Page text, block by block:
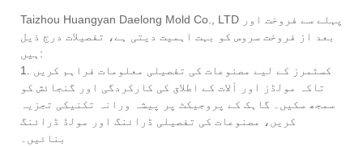
Taizhou Huangyan Daelong Mold Co., LTD پہلے سے فروخت اور
بعد از فروخت سروس کو بہت اہمیت دیتی ہے، تفصیلات درج ذیل
ہیں:
1. کسٹمرز کے لیے مصنوعات کی تفصیلی معلومات فراہم کریں
تاکہ مولڈز اور آلات کے اطلاق کی کارکردگی اور گنجائش کو
سمجھ سکیں۔ گاہک کے پروجیکٹ پر پیشہ ورانہ تکنیکی تجزیہ
کریں، مصنوعات کی تفصیلی ڈرائنگ اور مولڈ ڈرائنگ
بنائیں۔